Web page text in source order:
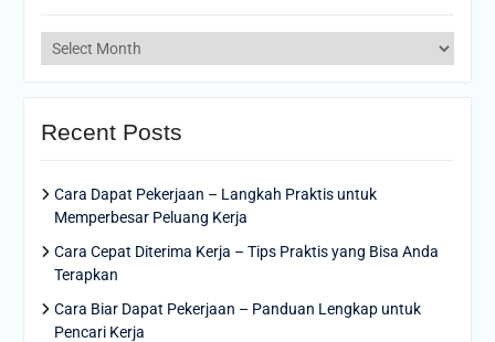
Archives
Recent Posts
Cara Dapat Pekerjaan – Langkah Praktis untuk
Memperbesar Peluang Kerja
Cara Cepat Diterima Kerja – Tips Praktis yang Bisa Anda
Terapkan
Cara Biar Dapat Pekerjaan – Panduan Lengkap untuk
Pencari Kerja